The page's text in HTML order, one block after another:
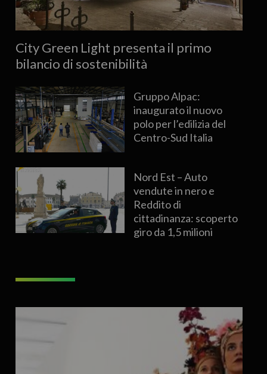
City Green Light presenta il primo
bilancio di sostenibilità
Gruppo Alpac:
inaugurato il nuovo
polo per l’edilizia del
Centro-Sud Italia
Nord Est – Auto
vendute in nero e
Reddito di
cittadinanza: scoperto
giro da 1,5 milioni